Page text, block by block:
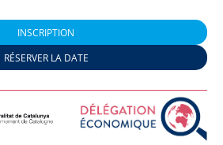
INSCRIPTION
RÉSERVER LA DATE